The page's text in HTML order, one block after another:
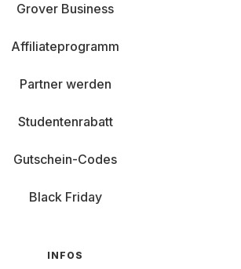
Grover Business
Affiliateprogramm
Partner werden
Studentenrabatt
Gutschein-Codes
Black Friday
INFOS